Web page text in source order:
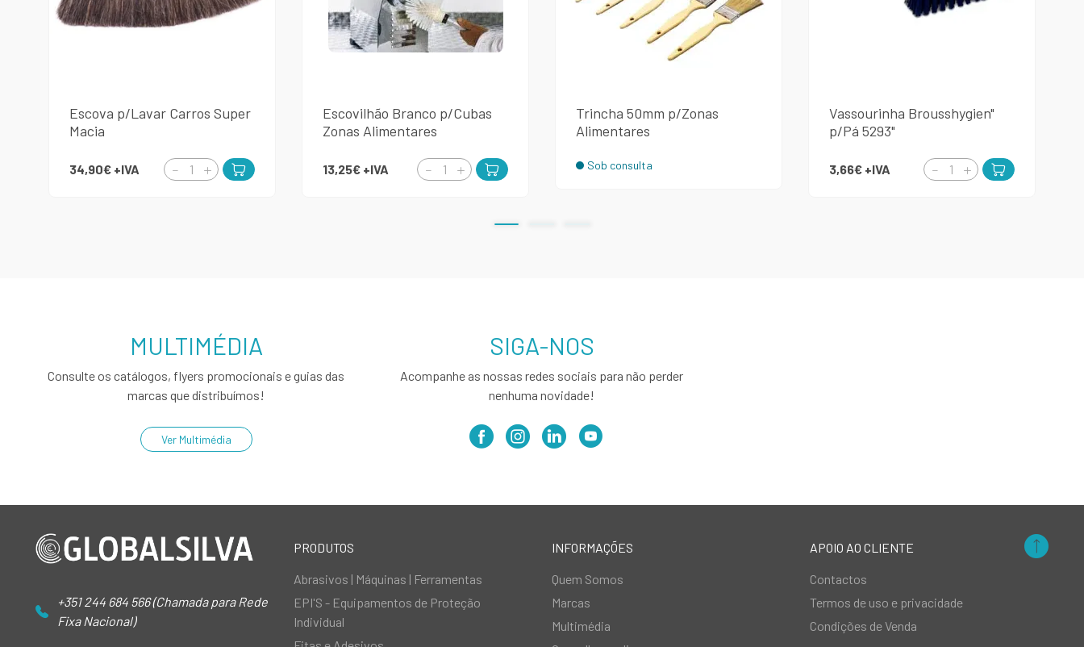
Escova p/Lavar Carros Super
Macia
34,90€ +IVA
Escovilhão Branco p/Cubas
Zonas Alimentares
13,25€ +IVA
Trincha 50mm p/Zonas
Alimentares
Sob consulta
Vassourinha Brousshygien"
p/Pá 5293"
3,66€ +IVA
MULTIMÉDIA
Consulte os catálogos, flyers promocionais e guias das
marcas que distribuímos!
Ver Multimédia
SIGA-NOS
Acompanhe as nossas redes sociais para não perder
nenhuma novidade!
+351 244 684 566 (Chamada para Rede
Fixa Nacional)
PRODUTOS
Abrasivos | Máquinas | Ferramentas
EPI'S - Equipamentos de Proteção
Individual
INFORMAÇÕES
Quem Somos
Marcas
Multimédia
APOIO AO CLIENTE
Contactos
Termos de uso e privacidade
Condições de Venda